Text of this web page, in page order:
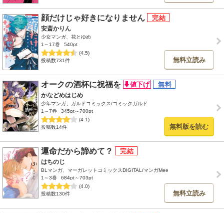
顔だけじゃ好きになりません
安斎かりん
少女マンガ、花とゆめ
1～17巻
540pt
(4.5)
投稿数731件
無料立読み
オークの酒杯に祝福を
かなどめはじめ
少年マンガ、ガルドコミックス/コミックガルド
1～7巻
345pt～700pt
(4.1)
投稿数14件
無料版を読む
運命だから諦めて？
はちのじ
BLマンガ、マーガレットコミックスDIGITAL/マンガMee
1～3巻
684pt～703pt
(4.0)
投稿数130件
無料立読み